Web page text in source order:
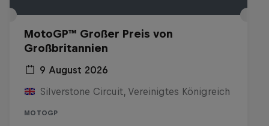
MotoGP™ Großer Preis von
Großbritannien
9 August 2026
Silverstone Circuit, Vereinigtes Königreich
MOTOGP